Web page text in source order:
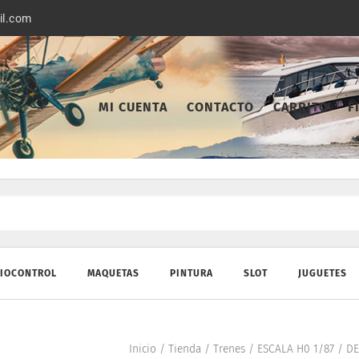
MI CUENTA CONTACTO CARRITO
MAQUETAS PINTURA SLOT JUGUETES
Inicio / Tienda/ Trenes/ ESCALA H0 1/87/